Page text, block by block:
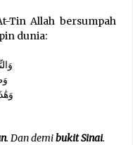
Mental dan Spiritual 80
Tin Allah bersumpah
dunia:
(1)
(3)
. Dan demibukit Sinai.